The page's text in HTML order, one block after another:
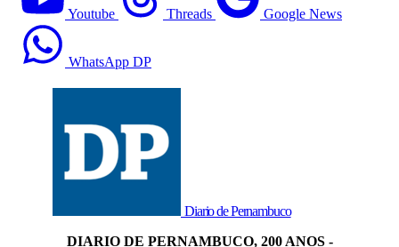
Youtube Threads Google News
WhatsApp DP
Diario de Pernambuco
DIARIO DE PERNAMBUCO, 200 ANOS -